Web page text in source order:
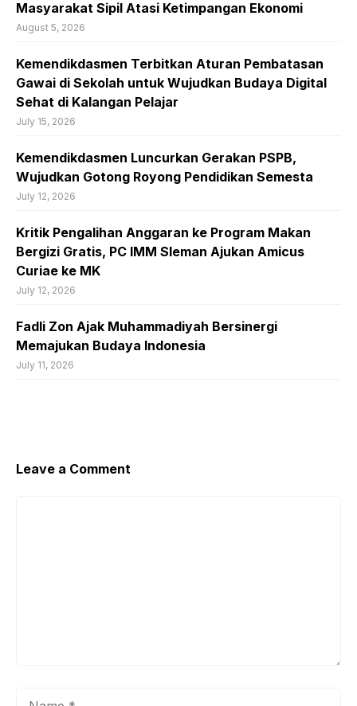
Masyarakat Sipil Atasi Ketimpangan Ekonomi
August 5, 2026
Kemendikdasmen Terbitkan Aturan Pembatasan
Gawai di Sekolah untuk Wujudkan Budaya Digital
Sehat di Kalangan Pelajar
July 15, 2026
Kemendikdasmen Luncurkan Gerakan PSPB,
Wujudkan Gotong Royong Pendidikan Semesta
July 12, 2026
Kritik Pengalihan Anggaran ke Program Makan
Bergizi Gratis, PC IMM Sleman Ajukan Amicus
Curiae ke MK
July 12, 2026
Fadli Zon Ajak Muhammadiyah Bersinergi
Memajukan Budaya Indonesia
July 11, 2026
Leave a Comment